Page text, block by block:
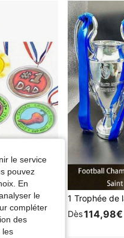
Dès114,98€
le service
pouvez
En
le
compléter
des
les